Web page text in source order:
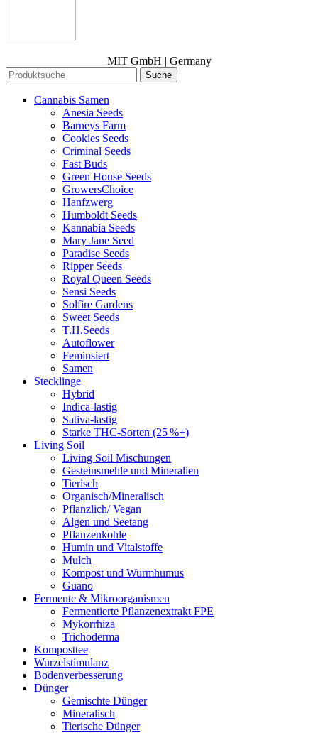
MIT GmbH | Germany
Suche
Cannabis Samen
Anesia Seeds
Barneys Farm
Cookies Seeds
Criminal Seeds
Fast Buds
Green House Seeds
GrowersChoice
Hanfzwerg
Humboldt Seeds
Kannabia Seeds
Mary Jane Seed
Paradise Seeds
Ripper Seeds
Royal Queen Seeds
Sensi Seeds
Solfire Gardens
Sweet Seeds
T.H.Seeds
Autoflower
Feminsiert
Samen
Stecklinge
Hybrid
Indica-lastig
Sativa-lastig
Starke THC-Sorten (25 %+)
Living Soil
Living Soil Mischungen
Gesteinsmehle und Mineralien
Tierisch
Organisch/Mineralisch
Pflanzlich/ Vegan
Algen und Seetang
Pflanzenkohle
Humin und Vitalstoffe
Mulch
Kompost und Wurmhumus
Guano
Fermente & Mikroorganismen
Fermentierte Pflanzenextrakt FPE
Mykorrhiza
Trichoderma
Komposttee
Wurzelstimulanz
Bodenverbesserung
Dünger
Gemischte Dünger
Mineralisch
Tierische Dünger